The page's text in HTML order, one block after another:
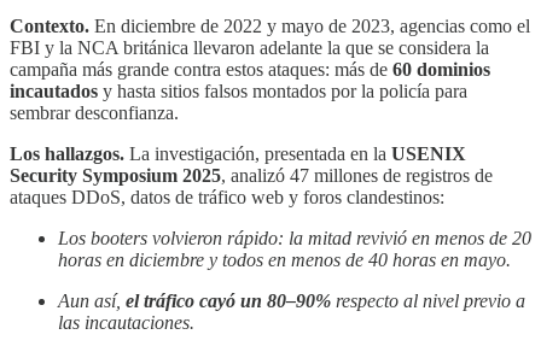
Contexto. En diciembre de 2022 y mayo de 2023, agencias como el
FBI y la NCA británica llevaron adelante la que se considera la
campaña más grande contra estos ataques: más de 60 dominios
incautados y hasta sitios falsos montados por la policía para
sembrar desconfianza.
Los hallazgos. La investigación, presentada en la USENIX
Security Symposium 2025, analizó 47 millones de registros de
ataques DDoS, datos de tráfico web y foros clandestinos:
Los booters volvieron rápido: la mitad revivió en menos de 20
horas en diciembre y todos en menos de 40 horas en mayo.
Aun así, el tráfico cayó un 80–90% respecto al nivel previo a
las incautaciones.